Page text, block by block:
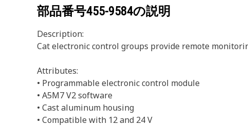
部品番号455-9584の説明
Description:
Cat electronic control groups provide remote
Attributes:
• Programmable electronic control module
• A5M7 V2 software
• Cast aluminum housing
• Compatible with 12 and 24 V